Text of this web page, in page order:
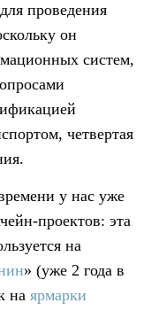
проведения
он
систем,
четвертая
у нас уже
проектов: эта
на
» (уже 2 года в
на ярмарки